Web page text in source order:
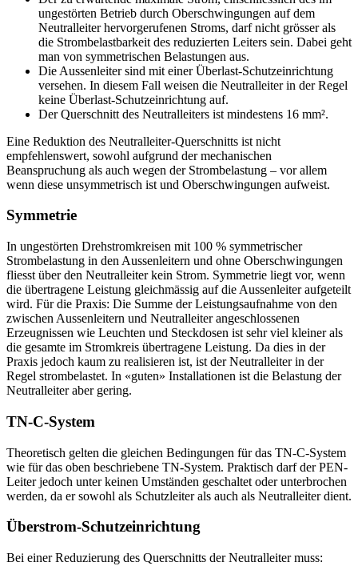
ungestörten Betrieb durch Oberschwingungen auf dem
Neutralleiter hervorgerufenen Stroms, darf nicht grösser als
die Strombelastbarkeit des reduzierten Leiters sein. Dabei geht
man von symmetrischen Belastungen aus.
Die Aussenleiter sind mit einer Überlast-Schutzeinrichtung
versehen. In diesem Fall weisen die Neutralleiter in der Regel
keine Überlast-Schutzeinrichtung auf.
Der Querschnitt des Neutralleiters ist mindestens 16 mm².
Eine Reduktion des Neutralleiter-Querschnitts ist nicht
empfehlenswert, sowohl aufgrund der mechanischen
Beanspruchung als auch wegen der Strombelastung – vor allem
wenn diese unsymmetrisch ist und Oberschwingungen aufweist.
Symmetrie
In ungestörten Drehstromkreisen mit 100 % symmetrischer
Strombelastung in den Aussenleitern und ohne Oberschwingungen
fliesst über den Neutralleiter kein Strom. Symmetrie liegt vor, wenn
die übertragene Leistung gleichmässig auf die Aussenleiter aufgeteilt
wird. Für die Praxis: Die Summe der Leistungsaufnahme von den
zwischen Aussenleitern und Neutralleiter angeschlossenen
Erzeugnissen wie Leuchten und Steckdosen ist sehr viel kleiner als
die gesamte im Stromkreis übertragene Leistung. Da dies in der
Praxis jedoch kaum zu realisieren ist, ist der Neutralleiter in der
Regel strombelastet. In «guten» Installationen ist die Belastung der
Neutralleiter aber gering.
TN-C-System
Theoretisch gelten die gleichen Bedingungen für das TN-C-System
wie für das oben beschriebene TN-System. Praktisch darf der PEN-
Leiter jedoch unter keinen Umständen geschaltet oder unterbrochen
werden, da er sowohl als Schutzleiter als auch als Neutralleiter dient.
Überstrom-Schutzeinrichtung
Bei einer Reduzierung des Querschnitts der Neutralleiter muss: